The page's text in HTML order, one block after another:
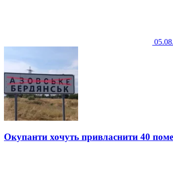
Окупанти хочуть привласнити 40